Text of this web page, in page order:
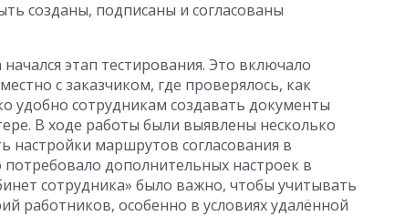
созданы, подписаны и согласованы
этап тестирования. Это включало
с заказчиком, где проверялось, как
удобно сотрудникам создавать документы
В ходе работы были выявлены несколько
настройки маршрутов согласования в
дополнительных настроек в
сотрудника» было важно, чтобы учитывать
работников, особенно в условиях удалённой